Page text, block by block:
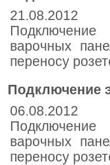
21.08.2012
варочных
переносу
Подключение
06.08.2012
варочных
переносу